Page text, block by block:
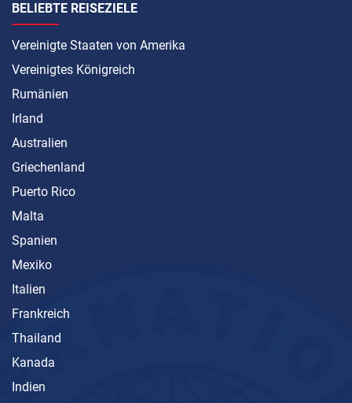
BELIEBTE REISEZIELE
Vereinigte Staaten von Amerika
Vereinigtes Königreich
Rumänien
Irland
Australien
Griechenland
Puerto Rico
Malta
Spanien
Mexiko
Italien
Frankreich
Thailand
Kanada
Indien